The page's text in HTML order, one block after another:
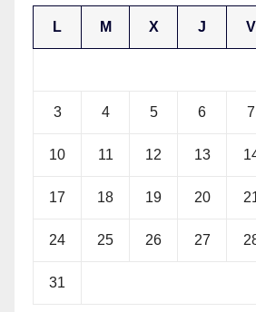
L M X J V
3 4 5 6 7
10 11 12 13
17 18 19 20
24 25 26 27
31